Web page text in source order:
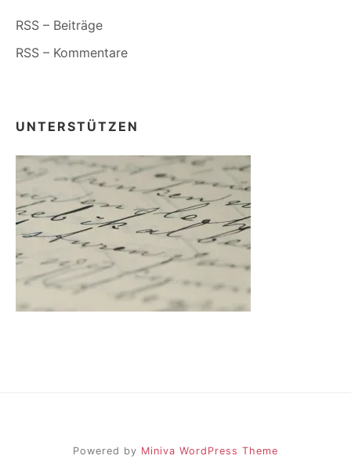
RSS – Beiträge
RSS – Kommentare
UNTERSTÜTZEN
Powered by Miniva WordPress Theme